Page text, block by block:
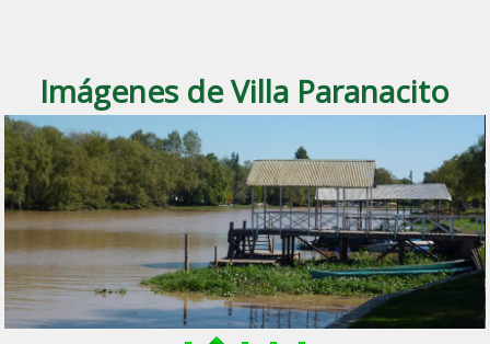
Imágenes de Villa Paranacito